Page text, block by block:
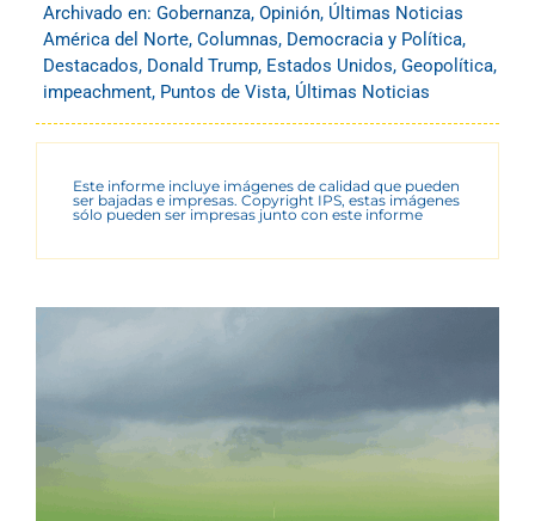
Archivado en: Gobernanza, Opinión, Últimas Noticias
América del Norte, Columnas, Democracia y Política,
Destacados, Donald Trump, Estados Unidos, Geopolítica,
impeachment, Puntos de Vista, Últimas Noticias
Este informe incluye imágenes de calidad que pueden
ser bajadas e impresas. Copyright IPS, estas imágenes
sólo pueden ser impresas junto con este informe